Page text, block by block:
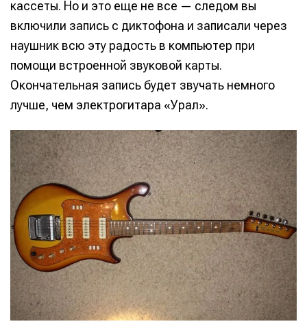
кассеты. Но и это еще не все — следом вы
включили запись с диктофона и записали через
наушник всю эту радость в компьютер при
помощи встроенной звуковой карты.
Окончательная запись будет звучать немного
лучше, чем электрогитара «Урал».